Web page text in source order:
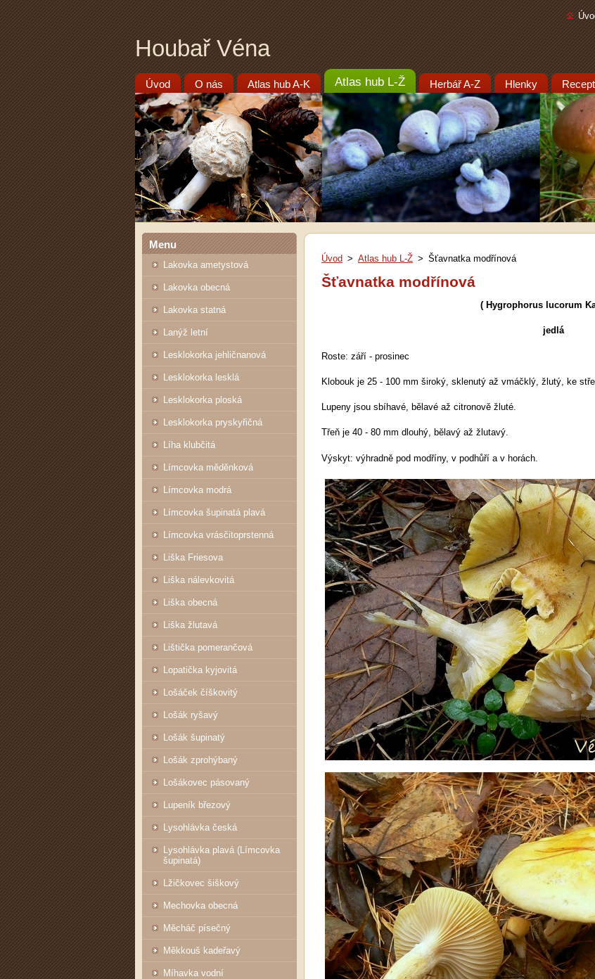
Houbař Véna
Úvod O nás Atlas hub A-K Atlas hub L-Ž Herbář A-Z Hlenky
Menu
Lakovka ametystová
Lakovka obecná
Lakovka statná
Lanýž letní
Lesklokorka jehličnanová
Lesklokorka lesklá
Lesklokorka ploská
Lesklokorka pryskyřičná
Líha klubčitá
Límcovka měděnková
Límcovka modrá
Límcovka šupinatá plavá
Límcovka vrásčitoprstenná
Liška Friesova
Liška nálevkovitá
Liška obecná
Liška žlutavá
Lištička pomerančová
Lopatička kyjovitá
Lošáček číškovitý
Lošák ryšavý
Lošák šupinatý
Lošák zprohýbaný
Lošákovec pásovaný
Lupeník březový
Lysohlávka česká
Lysohlávka plavá (Límcovka
šupinatá)
Lžičkovec šiškový
Mechovka obecná
Měcháč písečný
Měkkouš kadeřavý
Míhavka vodní
Úvod > Atlas hub L-Ž > Šťavnatka modřínová
Šťavnatka modřínová
( Hygrophorus lucorum
jedlá
Roste: září - prosinec
Klobouk je 25 - 100 mm široký, sklenutý až vmáčklý, žlutý, ke
Lupeny jsou sbíhavé, bělavé až citronově žluté.
Třeň je 40 - 80 mm dlouhý, bělavý až žlutavý.
Výskyt: výhradně pod modříny, v podhůří a v horách.